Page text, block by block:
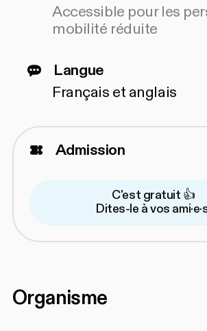
Accessible pour les
mobilité réduite
Langue
Français et anglais
Admission
C'est gratuit 👍
Dites-le à vos
Organisme